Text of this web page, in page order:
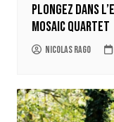
Plongez dans
Mosaic Quartet
Nicolas Rago